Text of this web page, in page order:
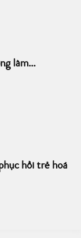
làm...
hồi trẻ hoá